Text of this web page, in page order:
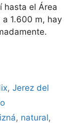
hasta el Área
1.600 m, hay
,Jerez del
, natural,